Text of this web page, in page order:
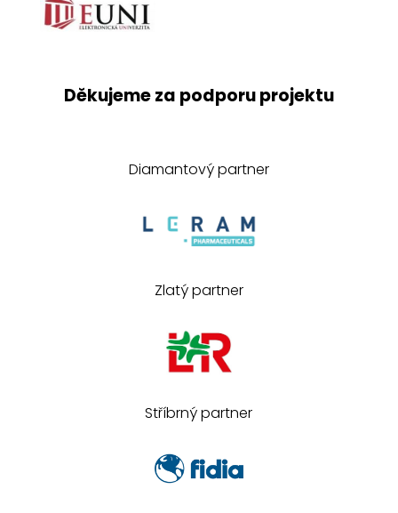
Děkujeme za podporu projektu
Diamantový partner
Zlatý partner
Stříbrný partner